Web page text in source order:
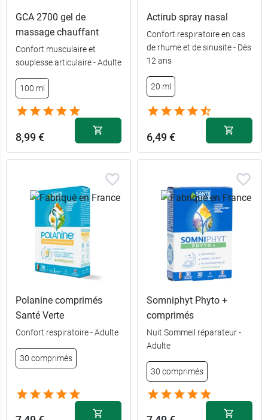
GCA 2700 gel de
massage chauffant
Confort musculaire et
souplesse articulaire - Adulte
100 ml
8,99 €
Actirub spray nasal
Confort respiratoire en cas
de rhume et de sinusite - Dès
12 ans
20 ml
6,49 €
Polanine comprimés
Santé Verte
Confort respiratoire - Adulte
30 comprimés
Somniphyt Phyto +
comprimés
Nuit Sommeil réparateur -
Adulte
30 comprimés